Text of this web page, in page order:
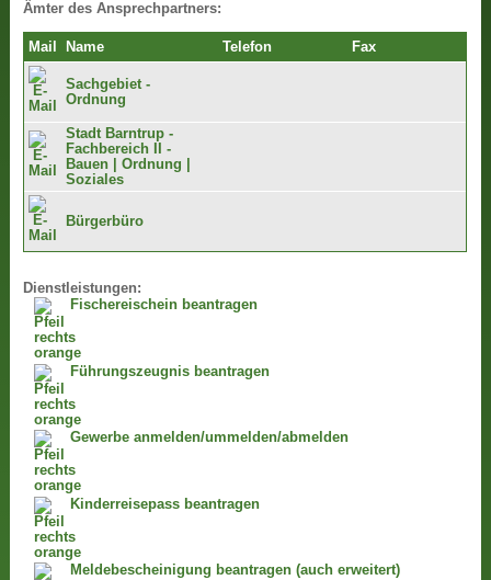
Ämter des Ansprechpartners:
Mail Name Telefon Fax
Sachgebiet -
Ordnung
Stadt Barntrup -
Fachbereich II -
Bauen | Ordnung |
Soziales
Bürgerbüro
Dienstleistungen:
Fischereischein beantragen
Führungszeugnis beantragen
Gewerbe anmelden/ummelden/abmelden
Kinderreisepass beantragen
Meldebescheinigung beantragen (auch erweitert)